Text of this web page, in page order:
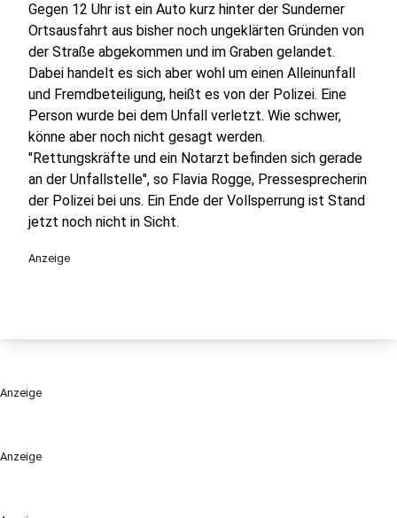
Anzeige
Gegen 12 Uhr ist ein Auto kurz hinter der Sunderner
Ortsausfahrt aus bisher noch ungeklärten Gründen von
der Straße abgekommen und im Graben gelandet.
Dabei handelt es sich aber wohl um einen Alleinunfall
und Fremdbeteiligung, heißt es von der Polizei. Eine
Person wurde bei dem Unfall verletzt. Wie schwer,
könne aber noch nicht gesagt werden.
"Rettungskräfte und ein Notarzt befinden sich gerade
an der Unfallstelle", so Flavia Rogge, Pressesprecherin
der Polizei bei uns. Ein Ende der Vollsperrung ist Stand
jetzt noch nicht in Sicht.
Anzeige
Anzeige